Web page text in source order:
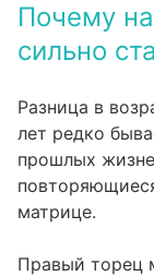
04 Когда
Почему
сильно
Разница в
лет редко
прошлых
матрице.
Правый торец